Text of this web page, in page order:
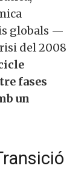
globals —
del 2008
fases
un